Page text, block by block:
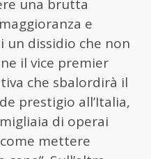
una brutta
e
un dissidio che non
il vice premier
che sbalordirà il
prestigio all’Italia,
di operai
mettere